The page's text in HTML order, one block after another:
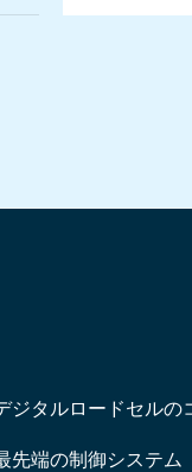
フィーダの核とな
ートウェイト式ベル
ジタルロードセルの
先端の制御システム